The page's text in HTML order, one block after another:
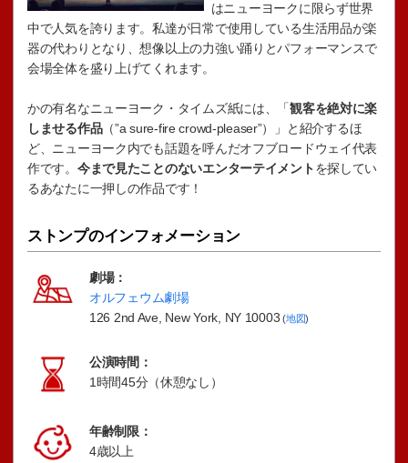
はニューヨークに限らず世界
中で人気を誇ります。私達が日常で使用している生活用品が楽
器の代わりとなり、想像以上の力強い踊りとパフォーマンスで
会場全体を盛り上げてくれます。
かの有名なニューヨーク・タイムズ紙には、「観客を絶対に楽
しませる作品（”a sure-fire crowd-pleaser”）」と紹介するほ
ど、ニューヨーク内でも話題を呼んだオフブロードウェイ代表
作です。 今まで見たことのないエンターテイメントを探してい
るあなたに一押しの作品です！
ストンプのインフォメーション
劇場：
オルフェウム劇場
126 2nd Ave, New York, NY 10003 (地図)
公演時間：
1時間45分（休憩なし）
年齢制限：
4歳以上